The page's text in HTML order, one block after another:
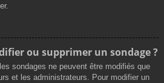
ou supprimer un sondage ?
sondages ne peuvent être modifiés que
et les administrateurs. Pour modifier un